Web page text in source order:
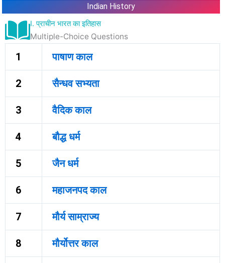
Indian History
I. प्राचीन भारत का इतिहास
Multiple-Choice Questions
1 पाषाण काल
2 सैन्धव सभ्यता
3 वैदिक काल
4 बौद्ध धर्म
5 जैन धर्म
6 महाजनपद काल
7 मौर्य साम्राज्य
8 मौर्योत्तर काल